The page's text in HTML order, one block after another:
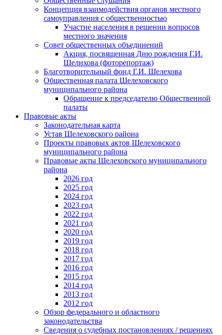
Концепция взаимодействия органов местного
самоуправления с общественностью
Участие населения в решении вопросов
местного значения
Совет общественных объединений
Акция, посвященная Дню рождения Г.И.
Шелихова (фоторепортаж)
Благотворительный фонд Г.И. Шелехова
Общественная палата Шелеховского
муниципального района
Обращение к председателю Общественной
палаты
Правовые акты
Законодательная карта
Устав Шелеховского района
Проекты правовых актов Шелеховского
муниципального района
Правовые акты Шелеховского муниципального
района
2026 год
2025 год
2024 год
2023 год
2022 год
2021 год
2020 год
2019 год
2018 год
2017 год
2016 год
2015 год
2014 год
2013 год
2012 год
Обзор федерального и областного
законодательства
Сведения о судебных постановлениях / решениях